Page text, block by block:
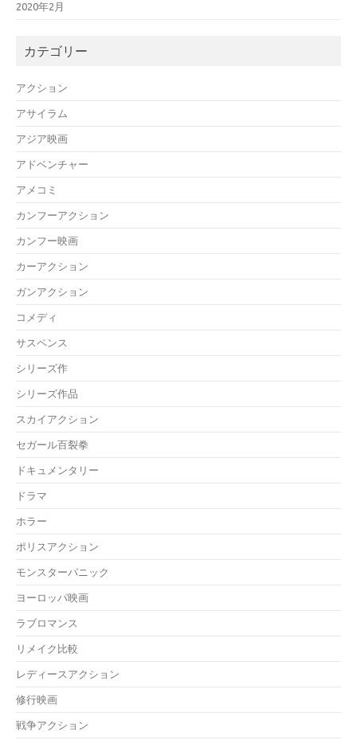
2020年2月
カテゴリー
アクション
アサイラム
アジア映画
アドベンチャー
アメコミ
カンフーアクション
カンフー映画
カーアクション
ガンアクション
コメディ
サスペンス
シリーズ作
シリーズ作品
スカイアクション
セガール百裂拳
ドキュメンタリー
ドラマ
ホラー
ポリスアクション
モンスターパニック
ヨーロッパ映画
ラブロマンス
リメイク比較
レディースアクション
修行映画
戦争アクション